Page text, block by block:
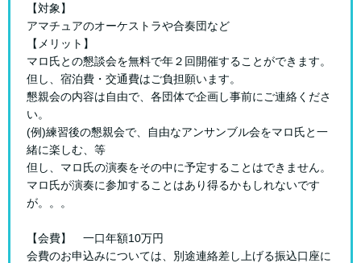
【対象】
アマチュアのオーケストラや合奏団など
【メリット】
マロ氏との懇談会を無料で年２回開催することができます。
但し、宿泊費・交通費はご負担願います。
懇親会の内容は自由で、各団体で企画し事前にご連絡くださ
い。
(例)練習後の懇親会で、自由なアンサンブル会をマロ氏と一
緒に楽しむ、等
但し、マロ氏の演奏をその中に予定することはできません。
マロ氏が演奏に参加することはあり得るかもしれないです
が。。。
【会費】 一口年額10万円
会費のお申込みについては、別途連絡差し上げる振込口座に